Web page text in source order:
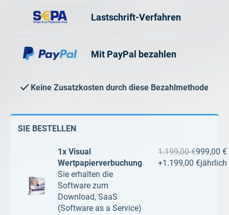
Lastschrift-Verfahren
Mit PayPal bezahlen
Keine Zusatzkosten durch diese Bezahlmethode
SIE BESTELLEN
1x Visual
Wertpapierverbuchung
Sie erhalten die
Software zum
Download, SaaS
(Software as a Service)
1.199,00 €999,00 €
+1.199,00 €jährlich